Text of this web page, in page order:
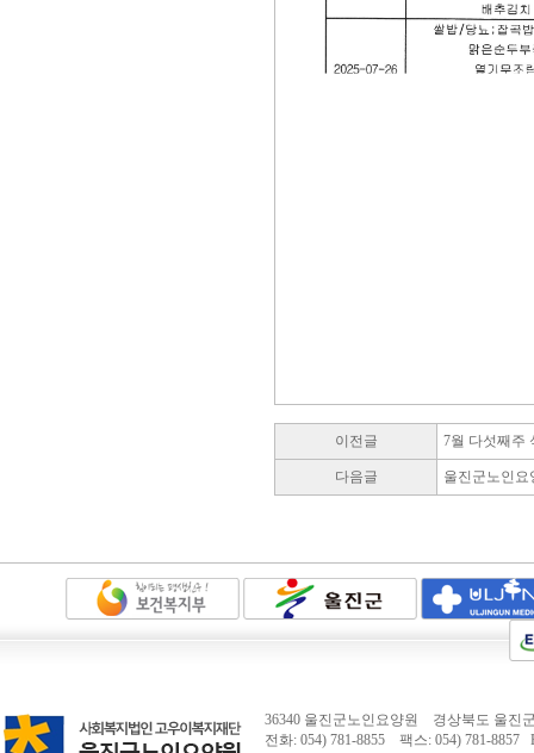
이전글 7월 다섯째주
다음글 울진군노인요
36340 울진군노인요양원 경상북도 울진
전화: 054) 781-8855 팩스: 054) 781-8857